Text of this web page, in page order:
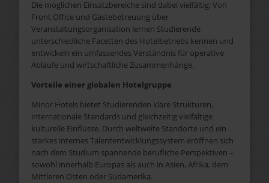
Die möglichen Einsatzbereiche sind dabei vielfältig: Von
Front Office und Gästebetreuung über
Veranstaltungsorganisation lernen Studierende
unterschiedliche Facetten des Hotelbetriebs kennen und
entwickeln ein umfassendes Verständnis für operative
Abläufe und wirtschaftliche Zusammenhänge.
Vorteile einer globalen Hotelgruppe
Minor Hotels bietet Studierenden klare Strukturen,
internationale Standards und gleichzeitig vielfältige
kulturelle Einflüsse. Durch weltweite Standorte und ein
starkes internes Talententwicklungssystem eröffnen sich
nach dem Studium spannende berufliche Perspektiven –
sowohl innerhalb Europas als auch in Asien, Afrika, dem
Mittleren Osten oder Südamerika.